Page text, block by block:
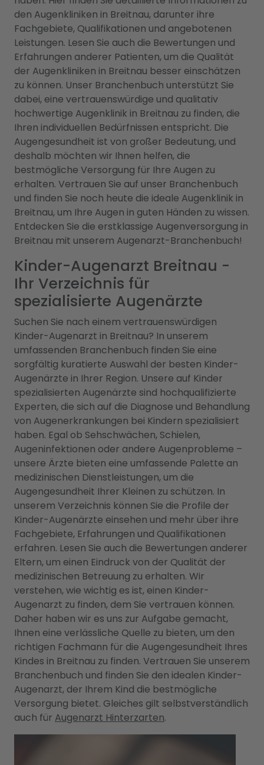
den Augenkliniken in Breitnau, darunter ihre
Fachgebiete, Qualifikationen und angebotenen
Leistungen. Lesen Sie auch die Bewertungen und
Erfahrungen anderer Patienten, um die Qualität
der Augenkliniken in Breitnau besser einschätzen
zu können. Unser Branchenbuch unterstützt Sie
dabei, eine vertrauenswürdige und qualitativ
hochwertige Augenklinik in Breitnau zu finden, die
Ihren individuellen Bedürfnissen entspricht. Die
Augengesundheit ist von großer Bedeutung, und
deshalb möchten wir Ihnen helfen, die
bestmögliche Versorgung für Ihre Augen zu
erhalten. Vertrauen Sie auf unser Branchenbuch
und finden Sie noch heute die ideale Augenklinik in
Breitnau, um Ihre Augen in guten Händen zu wissen.
Entdecken Sie die erstklassige Augenversorgung in
Breitnau mit unserem Augenarzt-Branchenbuch!
Kinder-Augenarzt Breitnau -
Ihr Verzeichnis für
spezialisierte Augenärzte
Suchen Sie nach einem vertrauenswürdigen
Kinder-Augenarzt in Breitnau? In unserem
umfassenden Branchenbuch finden Sie eine
sorgfältig kuratierte Auswahl der besten Kinder-
Augenärzte in Ihrer Region. Unsere auf Kinder
spezialisierten Augenärzte sind hochqualifizierte
Experten, die sich auf die Diagnose und Behandlung
von Augenerkrankungen bei Kindern spezialisiert
haben. Egal ob Sehschwächen, Schielen,
Augeninfektionen oder andere Augenprobleme –
unsere Ärzte bieten eine umfassende Palette an
medizinischen Dienstleistungen, um die
Augengesundheit Ihrer Kleinen zu schützen. In
unserem Verzeichnis können Sie die Profile der
Kinder-Augenärzte einsehen und mehr über ihre
Fachgebiete, Erfahrungen und Qualifikationen
erfahren. Lesen Sie auch die Bewertungen anderer
Eltern, um einen Eindruck von der Qualität der
medizinischen Betreuung zu erhalten. Wir
verstehen, wie wichtig es ist, einen Kinder-
Augenarzt zu finden, dem Sie vertrauen können.
Daher haben wir es uns zur Aufgabe gemacht,
Ihnen eine verlässliche Quelle zu bieten, um den
richtigen Fachmann für die Augengesundheit Ihres
Kindes in Breitnau zu finden. Vertrauen Sie unserem
Branchenbuch und finden Sie den idealen Kinder-
Augenarzt, der Ihrem Kind die bestmögliche
Versorgung bietet. Gleiches gilt selbstverständlich
auch für Augenarzt Hinterzarten.